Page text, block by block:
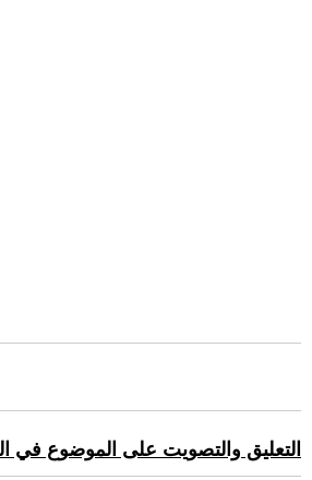
التعليق والتصويت على الموضوع في